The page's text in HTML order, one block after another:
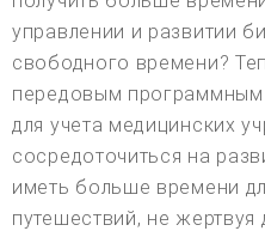
управлении и развитии
свободного времени?
передовым
для учета медицинских
сосредоточиться на
иметь больше времени
путешествий, не